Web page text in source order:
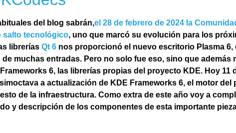
del blog sabrán,el 28 de febrero de 2024 la
salto tecnológico, uno que marcó su evolución para los
librerías Qt 6 nos proporcionó el nuevo escritorio Plasma 6,
de muchas entradas. Pero no solo fue eso, sino que además
6, las librerías propias del proyecto KDE. Hoy 11
a actualización de KDE Frameworks 6, el motor del
de la infraestructura. Como extra de este año voy a
y descripción de los componentes de esta importante